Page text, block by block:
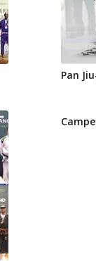
Pan